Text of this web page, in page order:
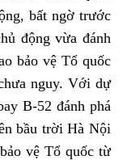
bất ngờ trước
động vừa đánh
bảo vệ Tổ quốc
nguy. Với dự
B-52 đánh phá
bầu trời Hà Nội
vệ Tổ quốc từ